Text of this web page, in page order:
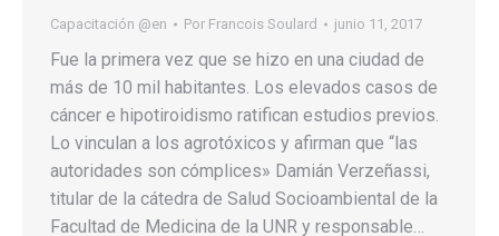
Capacitación @en Por Francois Soulard junio 11, 2017
Fue la primera vez que se hizo en una ciudad de
más de 10 mil habitantes. Los elevados casos de
cáncer e hipotiroidismo ratifican estudios previos.
Lo vinculan a los agrotóxicos y afirman que “las
autoridades son cómplices» Damián Verzeñassi,
titular de la cátedra de Salud Socioambiental de la
Facultad de Medicina de la UNR y responsable…